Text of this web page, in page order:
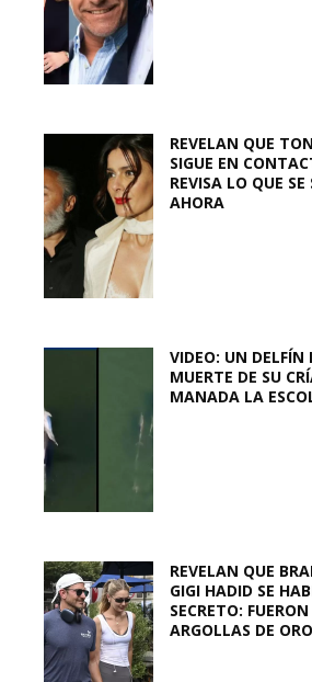
REVELAN QUE
SIGUE EN
REVISA LO QUE
AHORA
VIDEO: UN DELFÍN
MUERTE DE SU
MANADA LA
REVELAN QUE
GIGI HADID SE
SECRETO:
ARGOLLAS DE ORO